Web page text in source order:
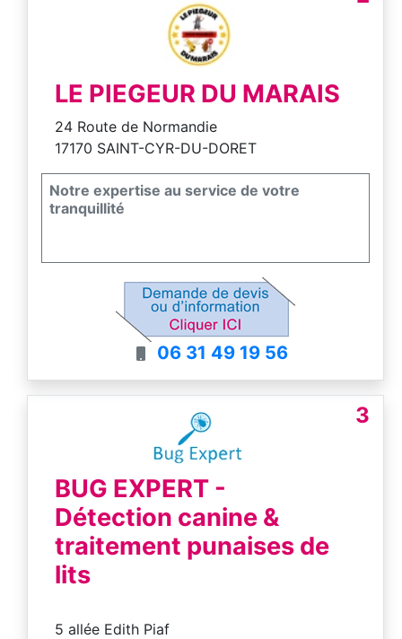
LE PIEGEUR DU MARAIS
24 Route de Normandie
17170 SAINT-CYR-DU-DORET
Notre expertise au service de votre
tranquillité
06 31 49 19 56
3
BUG EXPERT -
Détection canine &
traitement punaises de
lits
5 allée Edith Piaf